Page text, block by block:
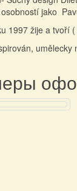
jako
žije a tvoří (
umělecky